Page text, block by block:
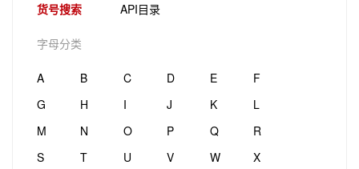
货号搜索 API目录
字母分类
A B C D E
F
G
H I J K
L
M
N O P Q
R
S
T U V W
X